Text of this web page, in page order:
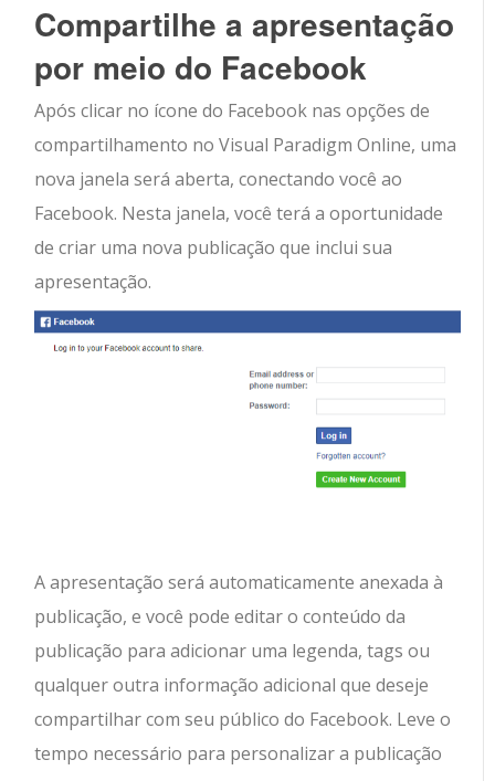
Compartilhe a apresentação
por meio do Facebook
Após clicar no ícone do Facebook nas opções de
compartilhamento no Visual Paradigm Online, uma
nova janela será aberta, conectando você ao
Facebook. Nesta janela, você terá a oportunidade
de criar uma nova publicação que inclui sua
apresentação.
A apresentação será automaticamente anexada à
publicação, e você pode editar o conteúdo da
publicação para adicionar uma legenda, tags ou
qualquer outra informação adicional que deseje
compartilhar com seu público do Facebook. Leve o
tempo necessário para personalizar a publicação